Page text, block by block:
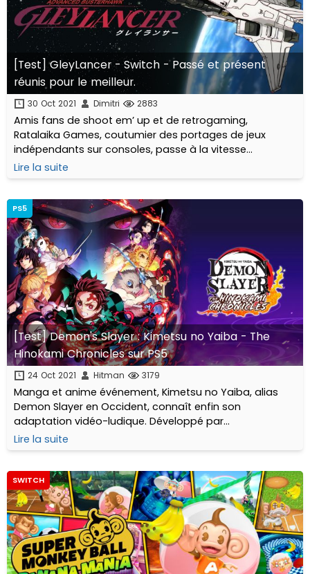
[Test] GleyLancer - Switch - Passé et présent
réunis pour le meilleur.
30 Oct 2021 Dimitri 2883
Amis fans de shoot em’ up et de retrogaming,
Ratalaika Games, coutumier des portages de jeux
indépendants sur consoles, passe à la vitesse
supérieure et nous propose aujourd’hui un portage sur
Nintendo Switch du légendaire jeu MegaDrive...
Lire la suite
PS5
[Test] Demon's Slayer : Kimetsu no Yaiba - The
Hinokami Chronicles sur PS5
24 Oct 2021 Hitman 3179
Manga et anime événement, Kimetsu no Yaiba, alias
Demon Slayer en Occident, connaît enfin son
adaptation vidéo-ludique. Développé par
CyberConnect2, à qui l'on doit notamment les
différents épisodes de Naruto ou en encore Dragon Ball
Lire la suite
SWITCH